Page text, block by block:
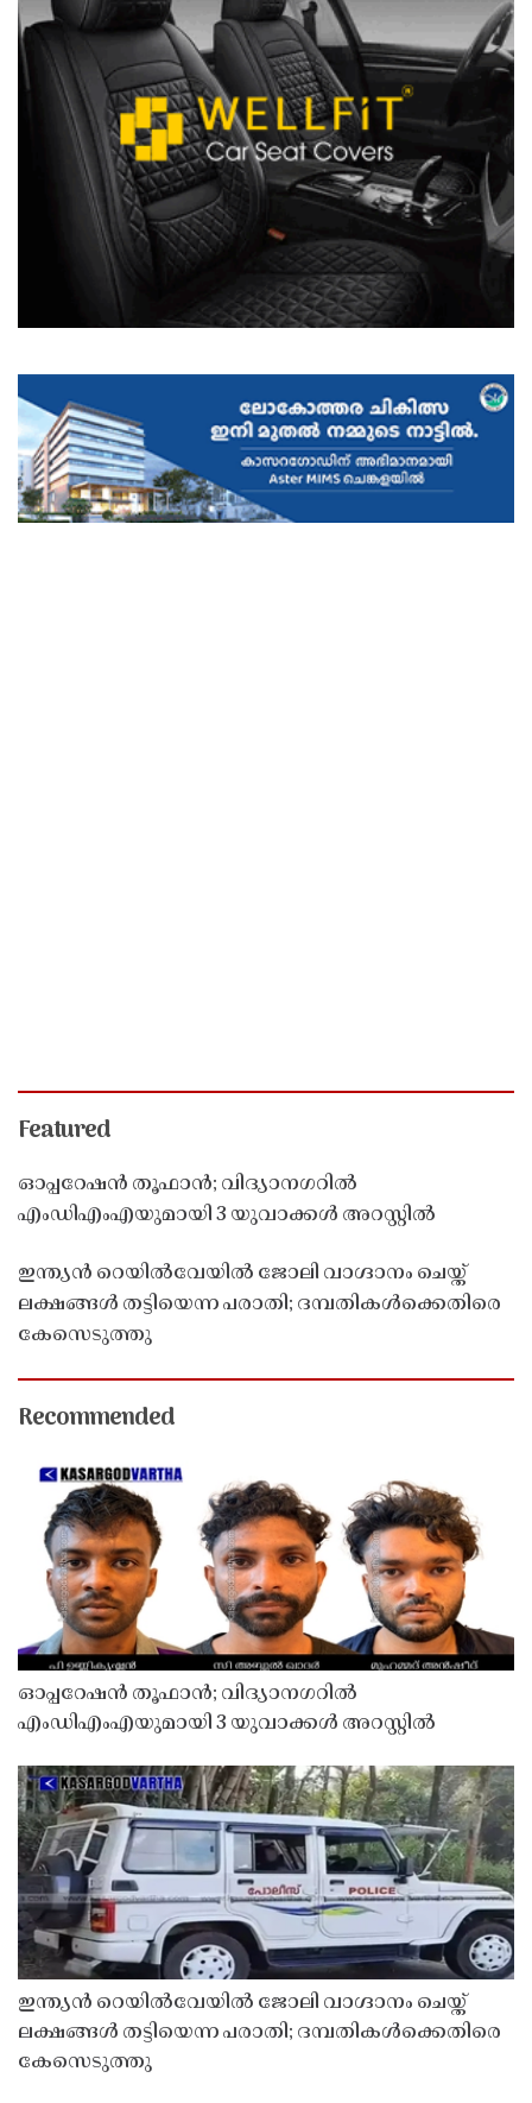
Featured
ഓപ്പറേഷൻ തൂഫാൻ; വിദ്യാനഗറിൽ
എംഡിഎംഎയുമായി 3 യുവാക്കൾ അറസ്റ്റിൽ
ഇന്ത്യൻ റെയിൽവേയിൽ ജോലി വാഗ്ദാനം ചെയ്ത്
ലക്ഷങ്ങൾ തട്ടിയെന്ന പരാതി; ദമ്പതികൾക്കെതിരെ
കേസെടുത്തു
Recommended
ഓപ്പറേഷൻ തൂഫാൻ; വിദ്യാനഗറിൽ
എംഡിഎംഎയുമായി 3 യുവാക്കൾ അറസ്റ്റിൽ
ഇന്ത്യൻ റെയിൽവേയിൽ ജോലി വാഗ്ദാനം ചെയ്ത്
ലക്ഷങ്ങൾ തട്ടിയെന്ന പരാതി; ദമ്പതികൾക്കെതിരെ
കേസെടുത്തു